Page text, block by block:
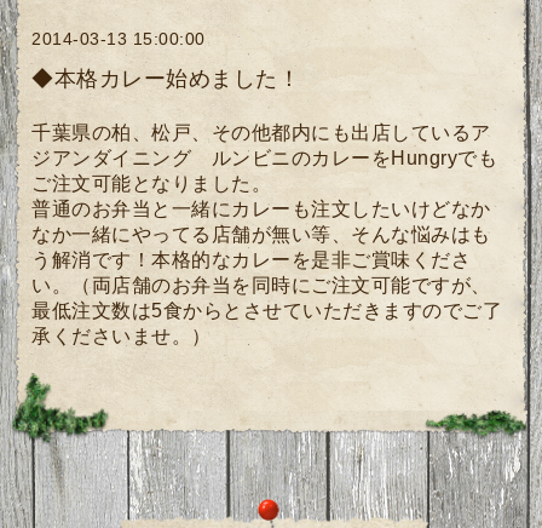
2014-03-13 15:00:00
◆本格カレー始めました！
千葉県の柏、松戸、その他都内にも出店しているア
ジアンダイニング ルンビニのカレーをHungryでも
ご注文可能となりました。
普通のお弁当と一緒にカレーも注文したいけどなか
なか一緒にやってる店舗が無い等、そんな悩みはも
う解消です！本格的なカレーを是非ご賞味くださ
い。（両店舗のお弁当を同時にご注文可能ですが、
最低注文数は5食からとさせていただきますのでご了
承くださいませ。）